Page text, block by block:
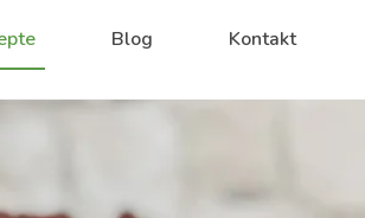
Blog Kontakt